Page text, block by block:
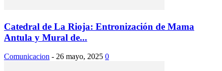
Catedral de La Rioja: Entronización de Mama
Antula y Mural de...
Comunicacion - 26 mayo, 2025 0